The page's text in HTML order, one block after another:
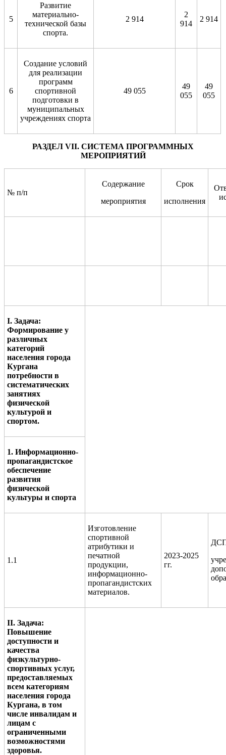
5
Развитие
материально-
технической базы
спорта.
2 914
2
914
2 914
6
Создание условий
для реализации
программ
спортивной
подготовки в
муниципальных
учреждениях спорта
49 055
49
055
49
055
РАЗДЕЛ VII. СИСТЕМА ПРОГРАММНЫХ
МЕРОПРИЯТИЙ
№ п/п
Содержание
мероприятия
Срок
исполнения
I. Задача:
Формирование у
различных
категорий
населения города
Кургана
потребности в
систематических
занятиях
физической
культурой и
спортом.
1. Информационно-
пропагандистское
обеспечение
развития
физической
культуры и спорта
1.1
Изготовление
спортивной
атрибутики и
печатной
продукции,
информационно-
пропагандистских
материалов.
2023-2025
гг.
II. Задача:
Повышение
доступности и
качества
физкультурно-
спортивных услуг,
предоставляемых
всем категориям
населения города
Кургана, в том
числе инвалидам и
лицам с
ограниченными
возможностями
здоровья.